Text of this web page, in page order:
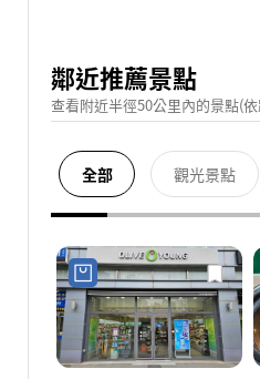
鄰近推薦景點
查看附近半徑50公里內的景點(
全部 觀光景點